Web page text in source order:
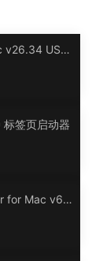
v26.34 USB
签页启动器
for Mac v6.